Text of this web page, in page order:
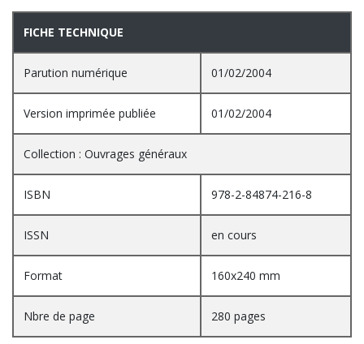
FICHE TECHNIQUE
Parution numérique 01/02/2004
Version imprimée publiée 01/02/2004
Collection : Ouvrages généraux
ISBN 978-2-84874-216-8
ISSN en cours
Format 160x240 mm
Nbre de page 280 pages